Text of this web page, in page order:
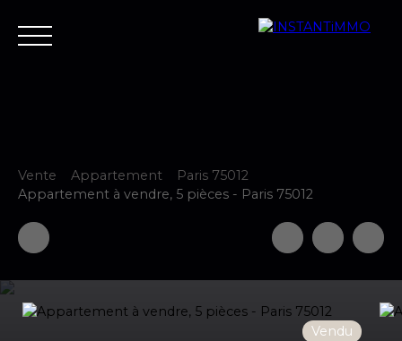
Accueil Estimer Vendre Acheter
Vente Appartement
Paris 75012
Appartement à vendre, 5 pièces - Paris 75012
Vendu